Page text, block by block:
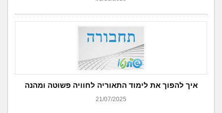
איך להפוך את לימוד התאוריה לחוויה פשוטה ומהנה
21/07/2025